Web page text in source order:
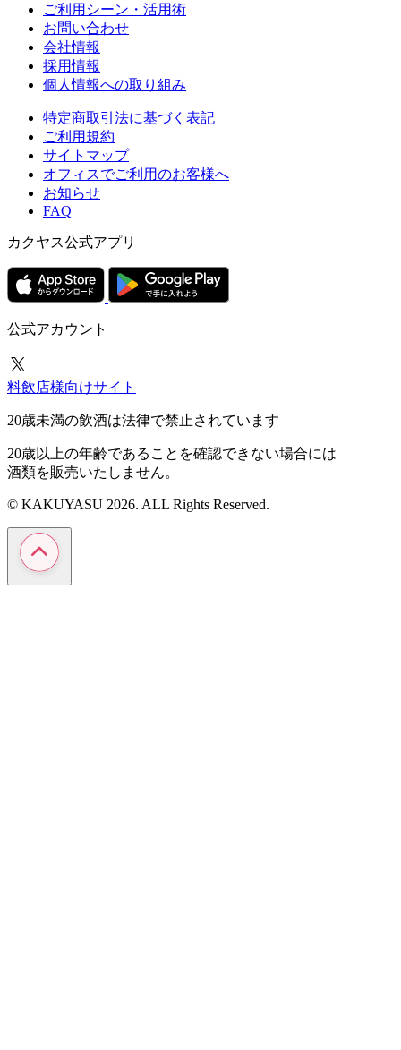
ご利用シーン・活用術
お問い合わせ
会社情報
採用情報
個人情報への取り組み
特定商取引法に基づく表記
ご利用規約
サイトマップ
オフィスでご利用のお客様へ
お知らせ
FAQ
カクヤス公式アプリ
公式アカウント
料飲店様向けサイト
20歳未満の飲酒は法律で禁止されています
20歳以上の年齢であることを確認できない場合には
酒類を販売いたしません。
© KAKUYASU 2026. ALL Rights Reserved.